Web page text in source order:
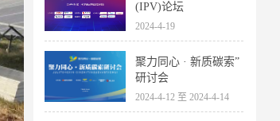
(IPV)论坛
2024-4-19
聚力同心 · 新质碳索”
研讨会
2024-4-12 至 2024-4-14